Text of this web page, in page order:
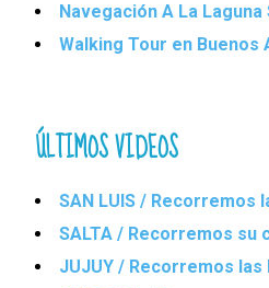
Navegación A La Laguna
Walking Tour en Buenos
ÚLTIMOS VIDEOS
SAN LUIS / Recorremos
SALTA / Recorremos su
JUJUY / Recorremos las